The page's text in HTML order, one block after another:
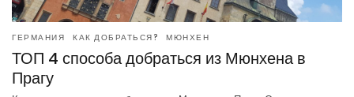
ГЕРМАНИЯ КАК ДОБРАТЬСЯ? МЮНХЕН
ТОП 4 способа добраться из Мюнхена в
Прагу